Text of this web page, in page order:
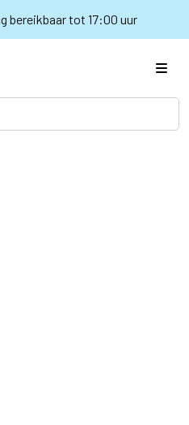
bereikbaar tot 17:00 uur